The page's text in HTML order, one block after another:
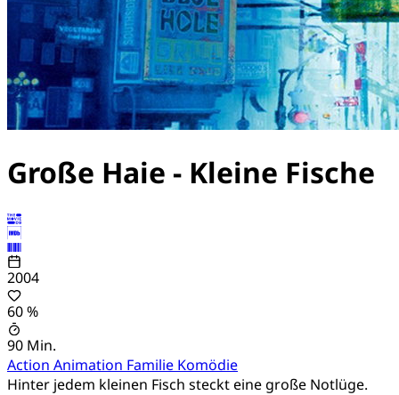
Große Haie - Kleine Fische
2004
60 %
90 Min.
Action Animation Familie Komödie
Hinter jedem kleinen Fisch steckt eine große Notlüge.